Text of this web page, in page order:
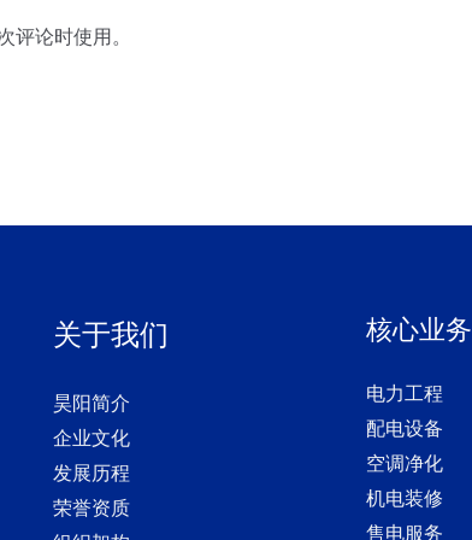
评论时使用。
关于我们
昊阳简介
企业文化
发展历程
荣誉资质
核心业务
电力工程
配电设备
空调净化
机电装修
售电服务